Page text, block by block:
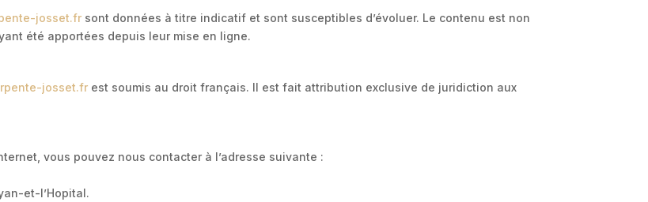
-josset.fr sont données à titre indicatif et sont susceptibles d’évoluer. Le contenu est non
été apportées depuis leur mise en ligne.
-josset.fr est soumis au droit français. Il est fait attribution exclusive de juridiction aux
vous pouvez nous contacter à l’adresse suivante :
et-l’Hopital.